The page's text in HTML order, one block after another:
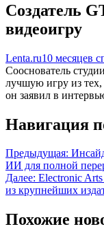
Создатель
видеоигру
Lenta.ru10 месяцев
Сооснователь
лучшую игру из
он заявил в
Навигация
Предыдущая:
ИИ для полной
Далее: Electronic
из крупнейших
Похожие